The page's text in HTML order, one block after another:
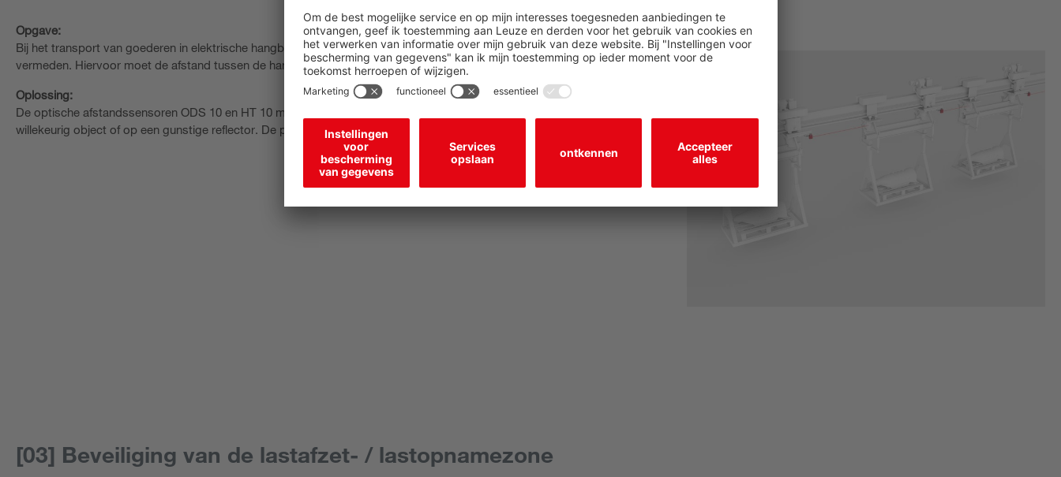
Opgave:
Bij het transport van goederen in elektrische hangbanen (EHB) moeten botsingen tussen de individuele hangers worden
vermeden. Hiervoor moet de afstand tussen de hangers worden bepaald.
Oplossing:
De optische afstandssensoren ODS 10 en HT 10 meten de afstand tussen de hangers. De apparaten meten op een
willekeurig object of op een gunstige reflector. De parametrering gebeurt via het display of IO-Link.
[03] Beveiliging van de lastafzet- / lastopnamezone